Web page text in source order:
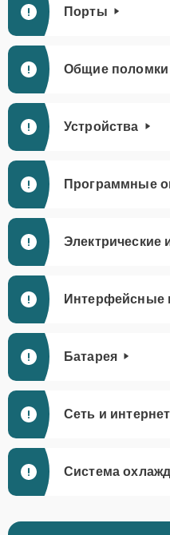
Порты
Общие поломки
Устройства
Программные
Электрические
Интерфейсные
Батарея
Сеть и интернет
Система